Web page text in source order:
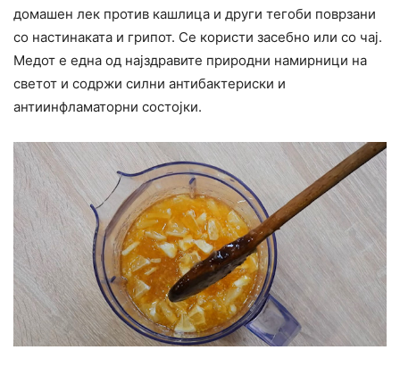
домашен лек против кашлица и други тегоби поврзани
со настинаката и грипот. Се користи засебно или со чај.
Медот е една од најздравите природни намирници на
светот и содржи силни антибактериски и
антиинфламаторни состојки.